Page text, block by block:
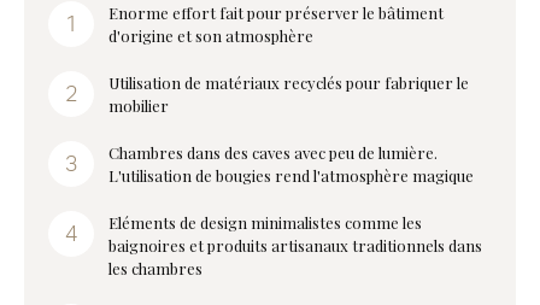
Enorme effort fait pour préserver le bâtiment
d'origine et son atmosphère
Utilisation de matériaux recyclés pour fabriquer le
mobilier
Chambres dans des caves avec peu de lumière.
L'utilisation de bougies rend l'atmosphère magique
Eléments de design minimalistes comme les
baignoires et produits artisanaux traditionnels dans
les chambres